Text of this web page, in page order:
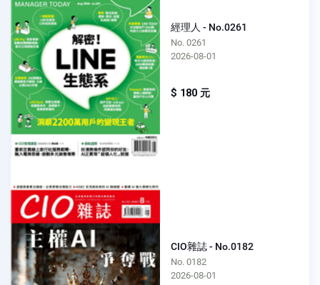
經理人 - No.0261
No. 0261
2026-08-01
$ 180 元
CIO雜誌 - No.0182
No. 0182
2026-08-01